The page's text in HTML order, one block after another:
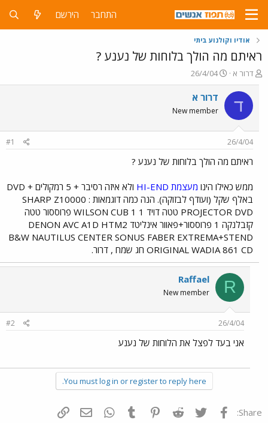
התחבר הירשם
אודיו וקולנוע ביתי
ראיתם מה הולך בלוחות של נענע ?
פ
ו
ת
ח
ה
ש
א
דרור א
פ
ו
ר
ם
ר
ך
26/4/04
ד דרור א
New member
26/4/04
#1
ראיתם מה הולך בלוחות של נענע ?
ממש כאילו הינו מעצמת HI-END
ולא איזה רסיבר + 5 רמקולים + DVD
באלף שקל (ועודף לבזוקה). הנה כמה דוגמאות : SHARP Z10000
PROJECTOR DVD טטה דויד 1 WILSON CUB 1 פרוססור טטה
קזבלנקה 1 פרוססור+פאוור אינליטד DENON AVC A1D HTM2
B&W NAUTILUS CENTER SONUS FABER EXTREMA+STEND
ORIGINAL WADIA 861 CD חג שמח , דרור.
R
Raffael
New member
26/4/04
#2
אני בעד לפצל את הלוחות של נענע
You must log in or register to reply here.
Share: פייסבוק Twitter
Reddit
Pinterest
Tumblr
WhatsAppדואר אלקטרוני